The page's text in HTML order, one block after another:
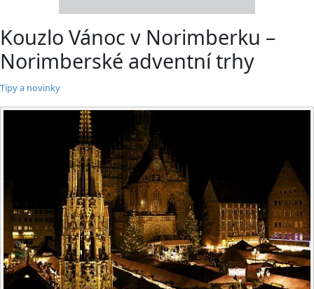
Kouzlo Vánoc v Norimberku –
Norimberské adventní trhy
Tipy a novinky